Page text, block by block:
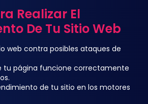
Realizar El
De Tu Sitio Web
web contra posibles ataques de
tu página funcione correctamente
de tu sitio en los motores